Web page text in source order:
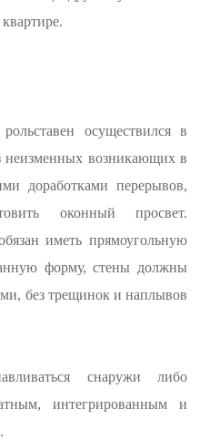
осуществился в
неизменных возникающих в
доработками перерывов,
оконный просвет.
иметь прямоугольную
форму, стены должны
без трещинок и наплывов
снаружи либо
интегрированным и